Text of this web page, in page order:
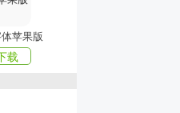
苹果版
载